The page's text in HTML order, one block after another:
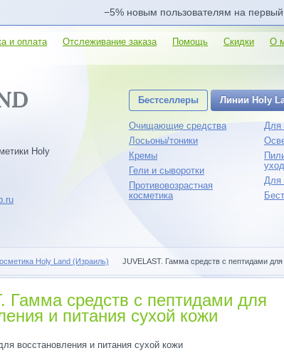
−5% новым пользователям на первый
и оплата Отслеживание заказа Помощь Скидки
О
Holy
Бестселлеры Линии Holy
Очищающие средства
Лосьоны/тоники
Кремы
Гели и сыворотки
Противовозрастная
косметика
Для
уход
Для
Holy Land (Израиль) JUVELAST. Гамма средств с пептидами
Гамма средств с пептидами для
и питания сухой кожи
восстановления и питания сухой кожи